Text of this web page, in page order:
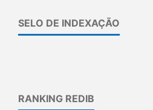
SELO DE INDEXAÇÃO
RANKING REDIB